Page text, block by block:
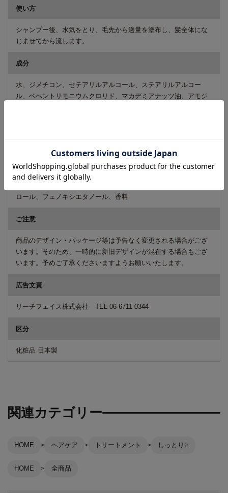
使い方
シャンプー後、水気をとり、毛先から適量を塗布し、髪全体にな
じませてから流します。
成分
水、ジメチコン、セテアリルアルコール、ステアリルアルコー
ル、ベヘントリモニウムクロリド、マカデミアナッツ油、アモジ
ール、ジステアリルジモニウムクロリド、ステアルトリモニウム
クロリド、ラウリルベタイン、ジココジモニウムクロリド、ミリ
ストイルメチルアミノプロピオン酸ヘキシルデシル、水添ポリイ
ソブテン、オレス-20リン酸、エタノール、乳酸、セテスー20、乳
ロール、フェノキシエタノール、香料
ご注意
商品のデザイン・パッケージ等は予告なく変更される場合がござ
います。そのため、一時的に新旧デザインが混在する場合もござ
います。予めご了承くださいますようお願いいたします。
広告文責
リーチフェイス株式会社 TEL 06-6711-0344
区分
化粧品 日本製
関連カテゴリー
HOME ヘアケア トリートメント しっとりtr
HOME 全商品